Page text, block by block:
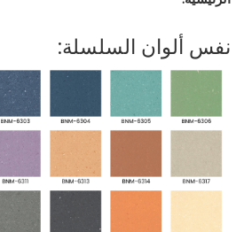
نفس ألوان السلسلة: